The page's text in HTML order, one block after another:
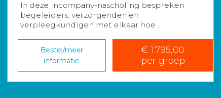
In deze incompany-nascholing bespreken
begeleiders, verzorgenden en
verpleegkundigen met elkaar hoe ...
Bestel/meer
informatie
€ 1.795,00
per groep